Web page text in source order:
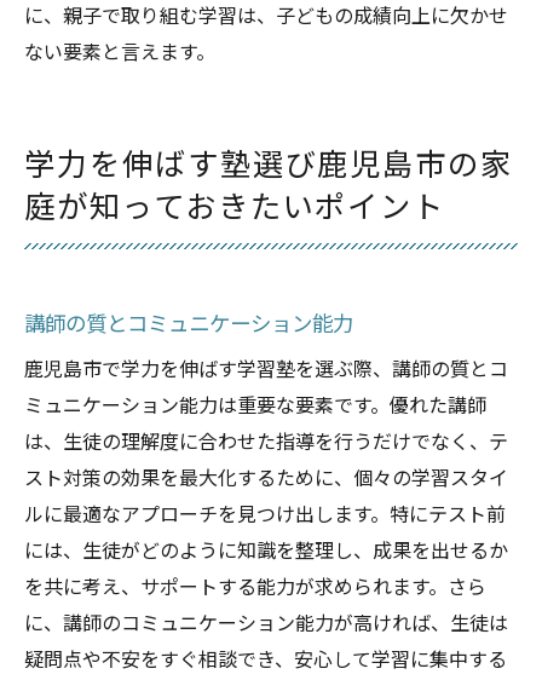
に、親子で取り組む学習は、子どもの成績向上に欠かせ
ない要素と言えます。
学力を伸ばす塾選び鹿児島市の家
庭が知っておきたいポイント
講師の質とコミュニケーション能力
鹿児島市で学力を伸ばす学習塾を選ぶ際、講師の質とコ
ミュニケーション能力は重要な要素です。優れた講師
は、生徒の理解度に合わせた指導を行うだけでなく、テ
スト対策の効果を最大化するために、個々の学習スタイ
ルに最適なアプローチを見つけ出します。特にテスト前
には、生徒がどのように知識を整理し、成果を出せるか
を共に考え、サポートする能力が求められます。さら
に、講師のコミュニケーション能力が高ければ、生徒は
疑問点や不安をすぐ相談でき、安心して学習に集中する